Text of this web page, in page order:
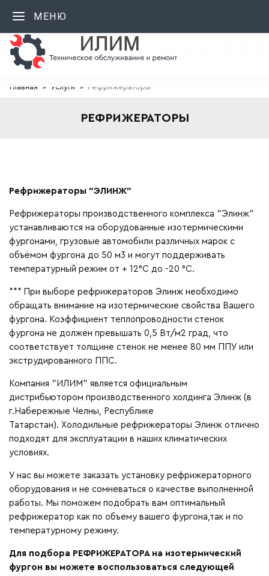
МЕНЮ
Главная Услуги Рефрижераторы
РЕФРИЖЕРАТОРЫ
Рефрижераторы "ЭЛИНЖ"
Рефрижераторы производственного комплекса "Элинж"
устанавливаются на оборудованные изотермическими
фургонами, грузовые автомобили различных марок с
объёмом фургона до 50 м3 и могут поддерживать
температурный режим от + 12°С до -20 °С.
*** При выборе рефрижераторов Элинж необходимо
обращать внимание на изотермические свойства Вашего
фургона. Коэффициент теплопроводности стенок
фургона не должен превышать 0,5 Вт/м2 град, что
соответствует толщине стенок не менее 80 мм ППУ или
экструдированного ППС.
Компания "ИЛИМ" является официальным
дистрибьютором производственного холдинга Элинж (в
г.Набережные Челны, Республике
Татарстан). Холодильные рефрижераторы Элинж отлично
подходят для эксплуатации в наших климатических
условиях.
У нас вы можете заказать установку рефрижераторного
оборудования и не сомневаться о качестве выполненной
работы. Мы поможем подобрать вам оптимальный
рефрижератор как по объему вашего фургона,так и по
температурному режиму.
Для подбора РЕФРИЖЕРАТОРА на изотермический
фургон вы можете воспользоваться следующей